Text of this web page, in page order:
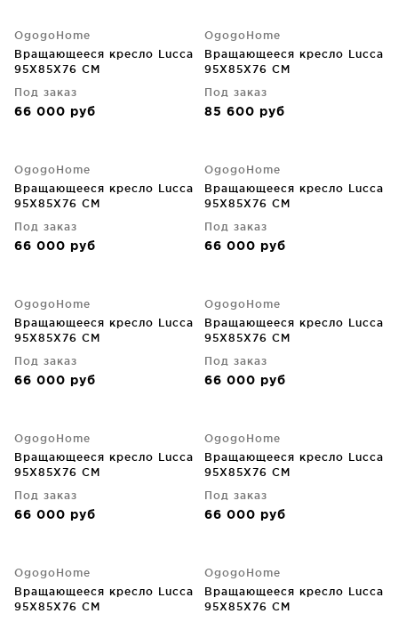
OgogoHome
Вращающееся кресло Lucca
95X85X76 CM
Под заказ
66 000 руб
OgogoHome
Вращающееся кресло Lucca
95X85X76 CM
Под заказ
85 600 руб
OgogoHome
Вращающееся кресло Lucca
95X85X76 CM
Под заказ
66 000 руб
OgogoHome
Вращающееся кресло Lucca
95X85X76 CM
Под заказ
66 000 руб
OgogoHome
Вращающееся кресло Lucca
95X85X76 CM
Под заказ
66 000 руб
OgogoHome
Вращающееся кресло Lucca
95X85X76 CM
Под заказ
66 000 руб
OgogoHome
Вращающееся кресло Lucca
95X85X76 CM
Под заказ
66 000 руб
OgogoHome
Вращающееся кресло Lucca
95X85X76 CM
Под заказ
66 000 руб
OgogoHome
Вращающееся кресло Lucca
95X85X76 CM
OgogoHome
Вращающееся кресло Lucca
95X85X76 CM